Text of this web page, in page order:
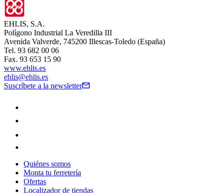
EHLIS, S.A.
Polígono Industrial La Veredilla III
Avenida Valverde, 745200 Illescas-Toledo (España)
Tel. 93 682 00 06
Fax. 93 653 15 90
www.ehlis.es
ehlis@ehlis.es
Suscríbete a la newsletter
Quiénes somos
Monta tu ferretería
Ofertas
Localizador de tiendas